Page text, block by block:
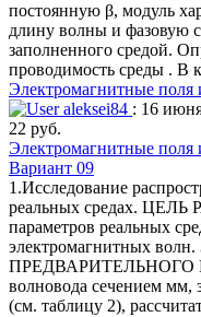
постоянную β, модуль
длину волны и фазовую
заполненного средой.
проводимость среды . В к
Электромагнитные поля
aleksei84 : 16
22 руб.
Электромагнитные поля
Вариант 09
1.Исследование
реальных средах. ЦЕЛЬ
параметров реальных
электромагнитных
ПРЕДВАРИТЕЛЬНОГО
волновода сечением мм,
(см. таблицу 2),